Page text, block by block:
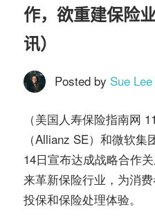
保
险
指
南
©️
理
财
务
区
作，欲重建保险
讯）
Posted by Sue Lee
（美国人寿保险指南网
（Allianz SE）和微软
14日宣布达成战略合作
来革新保险行业，为消
投保和保险处理体验。